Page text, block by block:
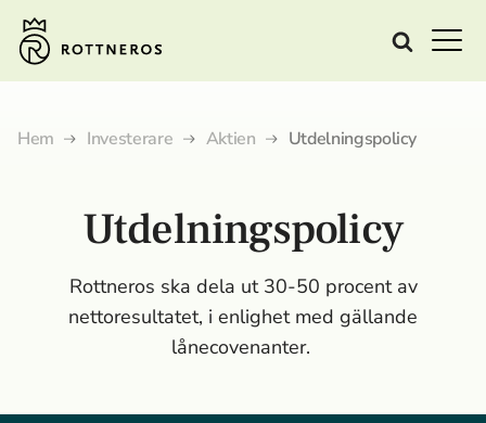
Hem Investerare Aktien Utdelningspolicy
Utdelningspolicy
Rottneros ska dela ut 30-50 procent av
nettoresultatet, i enlighet med gällande
lånecovenanter.